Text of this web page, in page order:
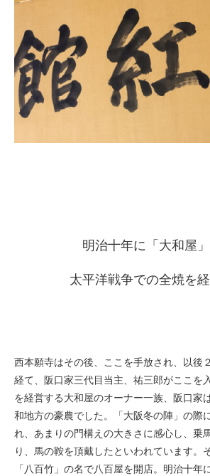
明治十年に「大和屋
太平洋戦争での全焼を
西本願寺はその後、ここを手放され、以後
経て、阪口家三代目当主、祐三郎がここを
を経営する大和屋のオーナー一族、阪口家
和地方の豪農でした。「大阪冬の陣」の際
れ、あまりの門構えの大きさに感心し、乗
り、馬の鞍を頂戴したといわれています。
「八百竹」の名で八百屋を開店。明治十年